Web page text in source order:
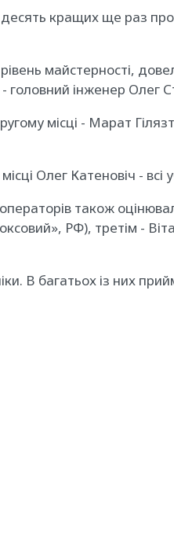
десять кращих ще раз
майстерності,
головний інженер Олег
місці - Марат
Олег Катеновіч - всі
також
РФ), третім -
В багатьох із них